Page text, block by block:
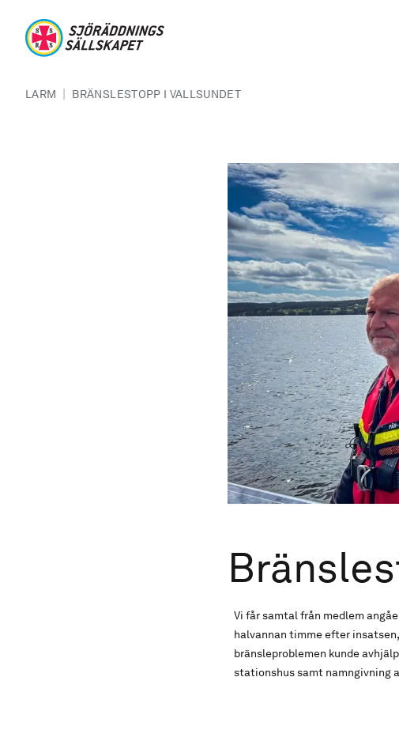
LARM | BRÄNSLESTOPP I VALLSUNDET
Vi får samtal från medlem
halvannan timme efter
bränsleproblemen kunde
stationshus samt namngivning